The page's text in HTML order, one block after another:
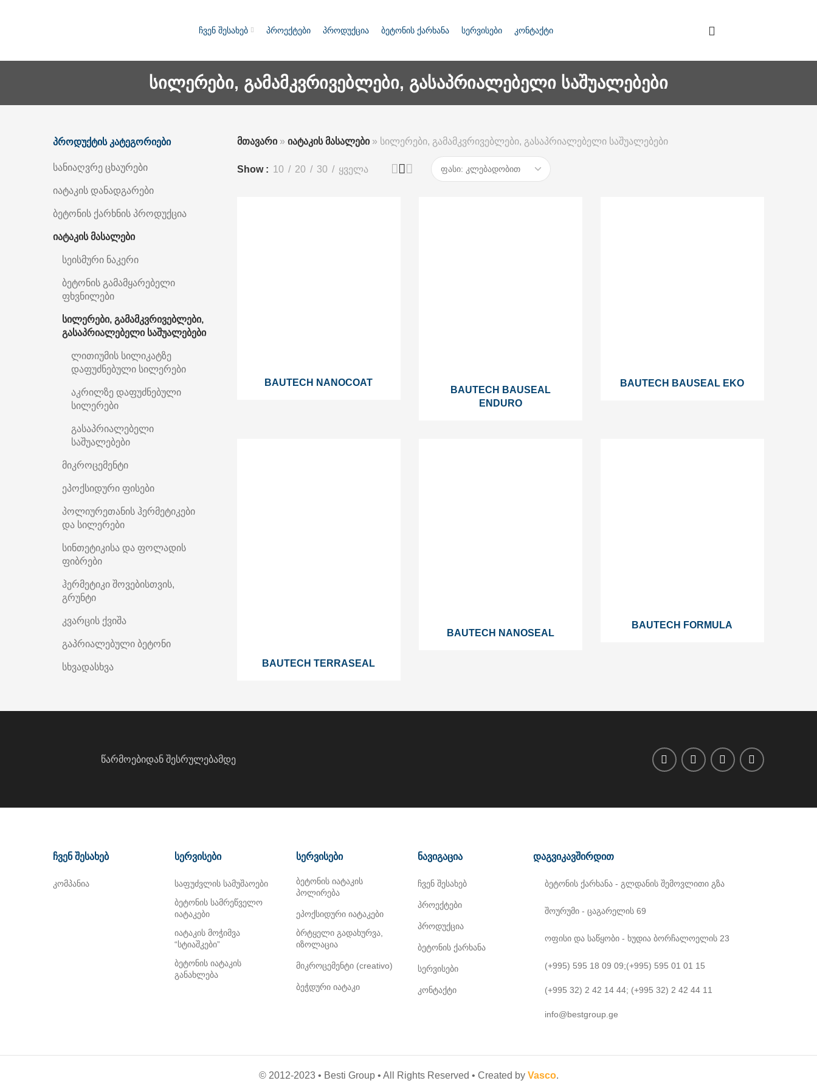
ჩვენ შესახებ პროექტები პროდუქცია ბეტონის ქარხანა სერვისები კონტაქტი
სილერები, გამამკვრივებლები, გასაპრიალებელი საშუალებები
პროდუქტის კატეგორიები
სანიაღვრე ცხაურები
იატაკის დანადგარები
ბეტონის ქარხნის პროდუქცია
იატაკის მასალები
სეისმური ნაკერი
ბეტონის გამამყარებელი
ფხვნილები
სილერები, გამამკვრივებლები,
გასაპრიალებელი საშუალებები
ლითიუმის სილიკატზე
დაფუძნებული სილერები
აკრილზე დაფუძნებული
სილერები
გასაპრიალებელი
საშუალებები
მიკროცემენტი
ეპოქსიდური ფისები
პოლიურეთანის ჰერმეტიკები
და სილერები
სინთეტიკისა და ფოლადის
ფიბრები
ჰერმეტიკი შოვებისთვის,
გრუნტი
კვარცის ქვიშა
გაპრიალებული ბეტონი
სხვადასხვა
მთავარი» იატაკის მასალები» სილერები, გამამკვრივებლები, გასაპრიალებელი საშუალებები
Show 10 20 30 ყველა
BAUTECH NANOCOAT
BAUTECH BAUSEAL
ENDURO
BAUTECH BAUSEAL EKO
BAUTECH TERRASEAL
BAUTECH NANOSEAL
BAUTECH FORMULA
წარმოებიდან შესრულებამდე
ჩვენ შესახებ
კომპანია
სერვისები
საფუძვლის სამუშაოები
ბეტონის სამრეწველო
იატაკები
იატაკის მოჭიმვა
“სტიაშკები”
ბეტონის იატაკის
განახლება
სერვისები
ბეტონის იატაკის
პოლირება
ეპოქსიდური იატაკები
ბრტყელი გადახურვა,
იზოლაცია
მიკროცემენტი (creativo)
ბეჭდური იატაკი
ნავიგაცია
ჩვენ შესახებ
პროექტები
პროდუქცია
ბეტონის ქარხანა
სერვისები
კონტაქტი
დაგვიკავშირდით
ბეტონის ქარხანა - გლდანის შემოვლითი გზა
შოურუმი - ცაგარელის 69
ოფისი და საწყობი - ხუდია ბორჩალოელის 23
(+995) 595 18 09 09;(+995) 595 01 01 15
(+995 32) 2 42 14 44; (+995 32) 2 42 44 11
info@bestgroup.ge
© 2012-2023 • Besti Group • All Rights Reserved • Created by Vasco.